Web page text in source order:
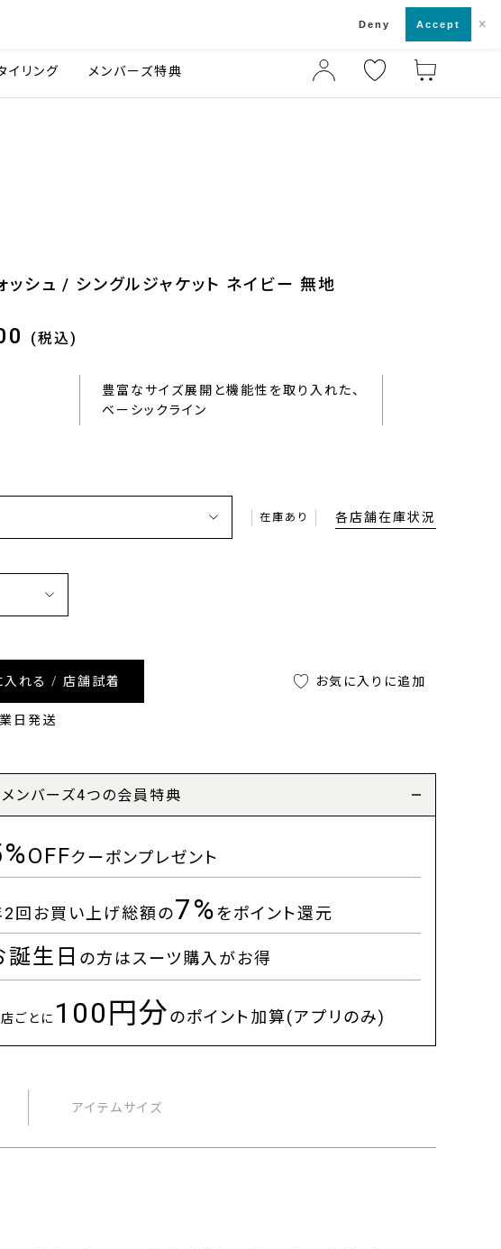
イリング メンバーズ特典
ッシュ / シングルジャケット ネイビー 無地
(税込)
豊富なサイズ展開と機能性を取り入れた、
ベーシックライン
在庫あり 各店舗在庫状況
入れる / 店舗試着
日発送
お気に入りに追加
メンバーズ4つの会員特典
OFFクーポンプレゼント
2回お買い上げ総額の7%をポイント還元
誕生日 の方はスーツ購入がお得
ごとに 100円分のポイント加算(アプリのみ)
アイテムサイズ
Deny Accept ×